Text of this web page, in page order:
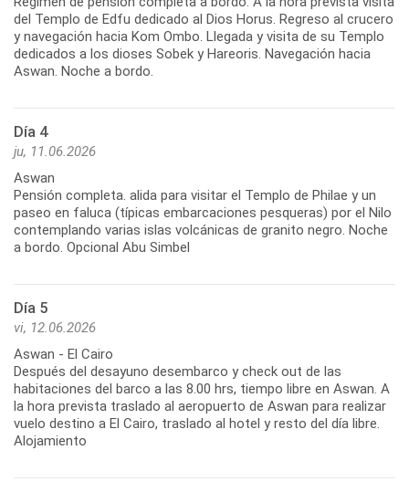
del Templo de Edfu dedicado al Dios Horus. Regreso al crucero
y navegación hacia Kom Ombo. Llegada y visita de su Templo
dedicados a los dioses Sobek y Hareoris. Navegación hacia
Aswan. Noche a bordo.
Día 4
ju, 11.06.2026
Aswan
Pensión completa. alida para visitar el Templo de Philae y un
paseo en faluca (típicas embarcaciones pesqueras) por el Nilo
contemplando varias islas volcánicas de granito negro. Noche
a bordo. Opcional Abu Simbel
Día 5
vi, 12.06.2026
Aswan - El Cairo
Después del desayuno desembarco y check out de las
habitaciones del barco a las 8.00 hrs, tiempo libre en Aswan. A
la hora prevista traslado al aeropuerto de Aswan para realizar
vuelo destino a El Cairo, traslado al hotel y resto del día libre.
Alojamiento